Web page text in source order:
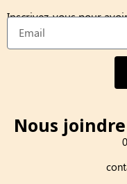
Inscrivez-vous pour
Nous joindre